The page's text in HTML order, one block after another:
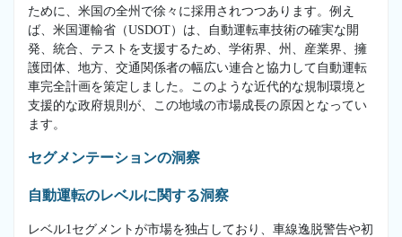
ために、米国の全州で徐々に採用されつつあります。例え
ば、米国運輸省（USDOT）は、自動運転車技術の確実な開
発、統合、テストを支援するため、学術界、州、産業界、擁
護団体、地方、交通関係者の幅広い連合と協力して自動運転
車完全計画を策定しました。このような近代的な規制環境と
支援的な政府規則が、この地域の市場成長の原因となってい
ます。
セグメンテーションの洞察
自動運転のレベルに関する洞察
レベル1セグメントが市場を独占しており、車線逸脱警告や初